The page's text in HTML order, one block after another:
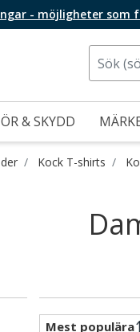
- möjligheter som
& SKYDD
Kock T-shirts